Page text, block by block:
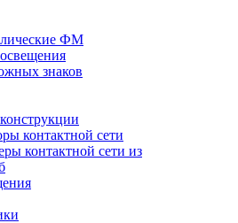
ФМ
знаков
контактной сети
контактной сети из